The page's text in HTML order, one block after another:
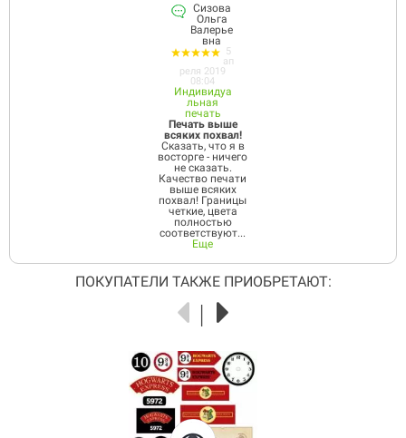
Сизова
Ольга
Валерье
вна
5
ап
реля 2019
08:04
Индивидуа
льная
печать
Печать выше
всяких похвал!
Сказать, что я в
восторге - ничего
не сказать.
Качество печати
выше всяких
похвал! Границы
четкие, цвета
полностью
соответствуют...
Еще
ПОКУПАТЕЛИ ТАКЖЕ ПРИОБРЕТАЮТ: